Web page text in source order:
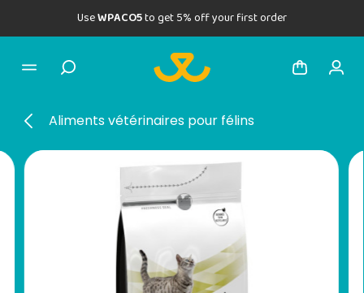
UseWPACO5to get 5% off your first order
Aliments vétérinaires pour félins